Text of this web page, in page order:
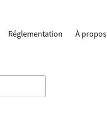
Réglementation À propos